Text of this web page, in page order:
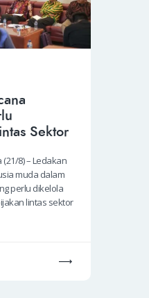
Sektor
(21/8) – Ledakan
muda dalam
perlu dikelola
lintas sektor